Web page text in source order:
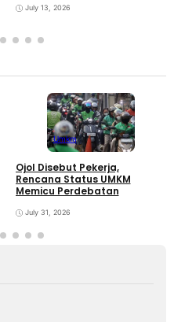
July 13, 2026
Umkm
Ojol Disebut Pekerja,
Rencana Status UMKM
Memicu Perdebatan
July 31, 2026